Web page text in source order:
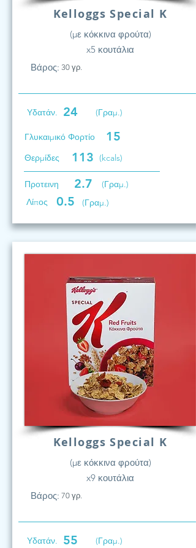
Kelloggs Special K
(με κόκκινα φρούτα)
x5 κουτάλια
Βάρος: 30 γρ.
Υδατάν. 24 (Γραμ.)
Γλυκαιμικό Φορτίο 15
Θερμίδες 113 (kcals)
Προτεινη 2.7
(Γραμ.)
Λίπος
0.5 (Γραμ.)
Kelloggs Special K
(με κόκκινα φρούτα)
x9 κουτάλια
Βάρος: 70 γρ.
Υδατάν. 55 (Γραμ.)